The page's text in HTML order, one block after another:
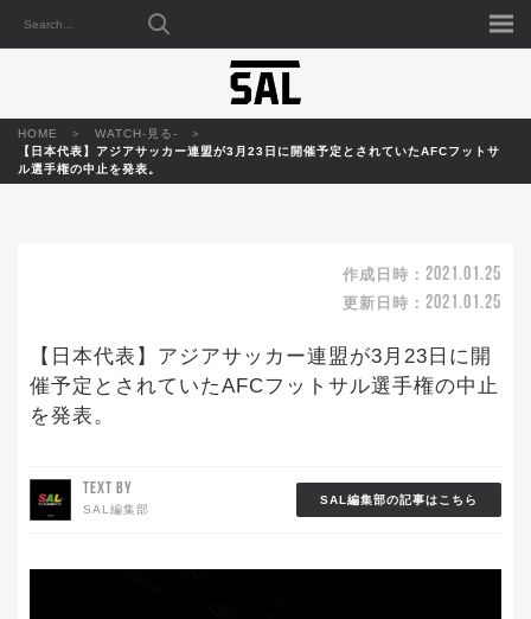
HOME
WATCH-見る-
【日本代表】アジアサッカー連盟が3月23日に開催予定とされていたAFCフットサ
ル選手権の中止を発表。
作成日時： 2021.01.25
更新日時： 2021.01.25
【日本代表】アジアサッカー連盟が3月23日に開
催予定とされていたAFCフットサル選手権の中止
を発表。
TEXT BY
SAL編集部
SAL編集部の記事はこちら